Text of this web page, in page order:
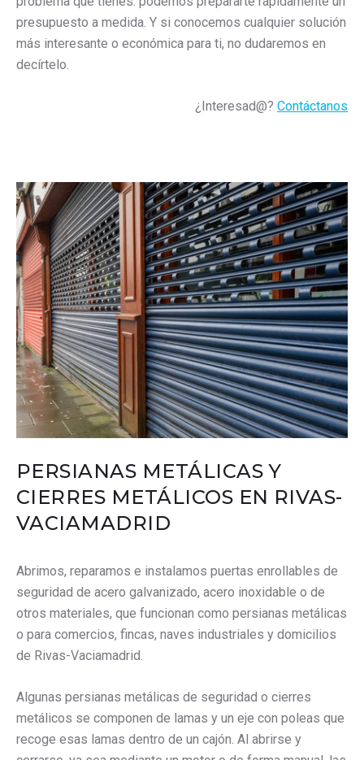
presupuesto a medida. Y si conocemos cualquier solución
más interesante o económica para ti, no dudaremos en
decírtelo.
¿Interesad@?Contáctanos
PERSIANAS METÁLICAS Y
CIERRES METÁLICOS EN RIVAS-
VACIAMADRID
Abrimos, reparamos e instalamos puertas enrollables de
seguridad de acero galvanizado, acero inoxidable o de
otros materiales, que funcionan como persianas metálicas
o para comercios, fincas, naves industriales y domicilios
de Rivas-Vaciamadrid.
Algunas persianas metálicas de seguridad o cierres
metálicos se componen de lamas y un eje con poleas que
recoge esas lamas dentro de un cajón. Al abrirse y